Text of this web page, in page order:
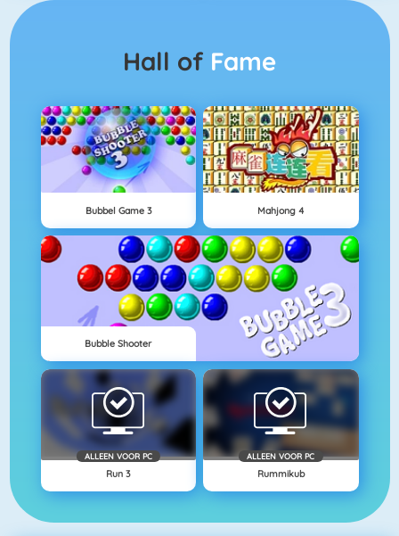
Hall of Fame
Bubbel Game 3 Mahjong 4
Bubble Shooter
ALLEEN VOOR PC
Run 3
ALLEEN VOOR PC
Rummikub